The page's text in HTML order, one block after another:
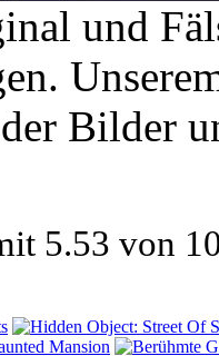
und
Bilder
5.53 von